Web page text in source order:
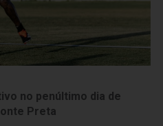
no penúltimo dia de
Preta